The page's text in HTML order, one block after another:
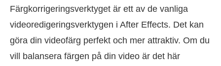
Färgkorrigeringsverktyget är ett av de vanliga
videoredigeringsverktygen i After Effects. Det kan
göra din videofärg perfekt och mer attraktiv. Om du
vill balansera färgen på din video är det här